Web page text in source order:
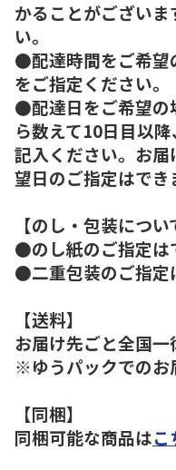
かることがござい
い。
●配達時間をご希望
をご指定ください。
●配達日をご希望の
ら数えて10日目以
記入ください。お
望日のご指定はでき
【のし・包装につい
●のし紙のご指定は
●二重包装のご指定
【送料】
お届け先ごと全国一
※ゆうパックでのお
【同梱】
同梱可能な商品はこ